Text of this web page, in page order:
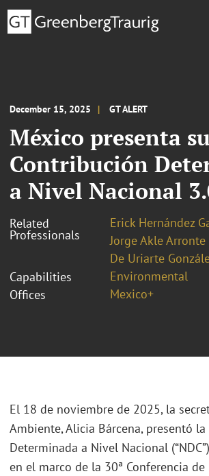
December 15, 2025 GT ALERT
México presenta
Contribución
a Nivel Nacional
Related
Professionals
Erick Hernández
Jorge Akle Arronte
De Uriarte
Capabilities
Environmental
Offices
Mexico+
El 18 de noviembre de 2025, la
Ambiente, Alicia Bárcena, presentó
Determinada a Nivel Nacional
en el marco de la 30ª Conferencia de